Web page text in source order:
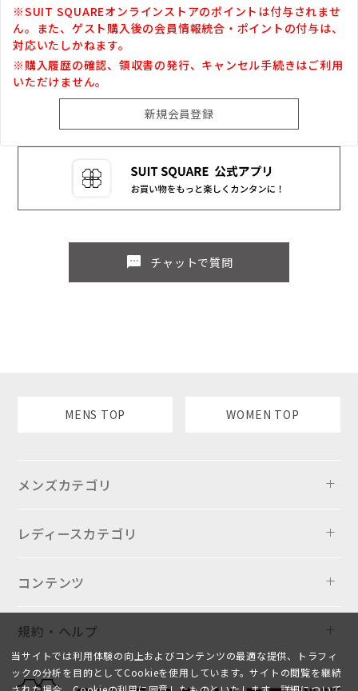
※SUIT SQUAREオンラインストアのポイントは付与されませ
ん。また、ゲスト購入後の会員情報統合・ポイントの付与は、
対応いたしかねます。
※購入履歴の確認、領収書の発行、キャンセル手続きはご利用
いただけません。
sms チャットで質問
MENS TOP WOMEN TOP
メンズカテゴリ
レディースカテゴリ
コンテンツ
規約・ヘルプ
当サイトでは利用体験の向上およびコンテンツの最適な提供、トラフィ
ックの分析を目的としてCookieを使用しています。サイトの閲覧を継続